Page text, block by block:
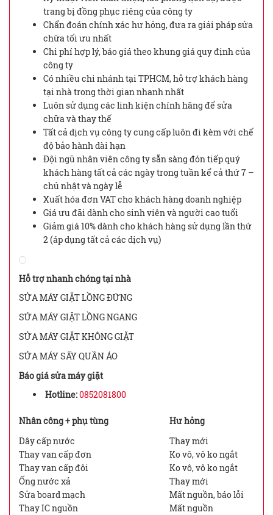
trang bị đồng phục riêng của công ty
Chẩn đoán chính xác hư hỏng, đưa ra giải pháp sửa
chữa tối ưu nhất
Chi phí hợp lý, báo giá theo khung giá quy định của
công ty
Có nhiều chi nhánh tại TPHCM, hỗ trợ khách hàng
tại nhà trong thời gian nhanh nhất
Luôn sử dụng các linh kiện chính hãng để sửa
chữa và thay thế
Tất cả dịch vụ công ty cung cấp luôn đi kèm với chế
độ bảo hành dài hạn
Đội ngũ nhân viên công ty sẵn sàng đón tiếp quý
khách hàng tất cả các ngày trong tuần kể cả thứ 7 –
chủ nhật và ngày lễ
Xuất hóa đơn VAT cho khách hàng doanh nghiệp
Giá ưu đãi dành cho sinh viên và người cao tuổi
Giảm giá 10% dành cho khách hàng sử dụng lần thứ
2 (áp dụng tất cả các dịch vụ)
Hỗ trợ nhanh chóng tại nhà
SỬA MÁY GIẶT LỒNG ĐỨNG
SỬA MÁY GIẶT LỒNG NGANG
SỬA MÁY GIẶT KHÔNG GIẶT
SỬA MÁY SẤY QUẦN ÁO
Báo giá sửa máy giặt
Hotline:0852081800
Nhân công + phụ tùng
Hư hỏng
Dây cấp nước
Thay mới
Thay van cấp đơn
Ko vô, vô ko ngắt
Thay van cấp đôi
Ko vô, vô ko ngắt
Ống nước xả
Thay mới
Sửa board mạch
Mất nguồn, báo lỗi
Thay IC nguồn
Mất nguồn